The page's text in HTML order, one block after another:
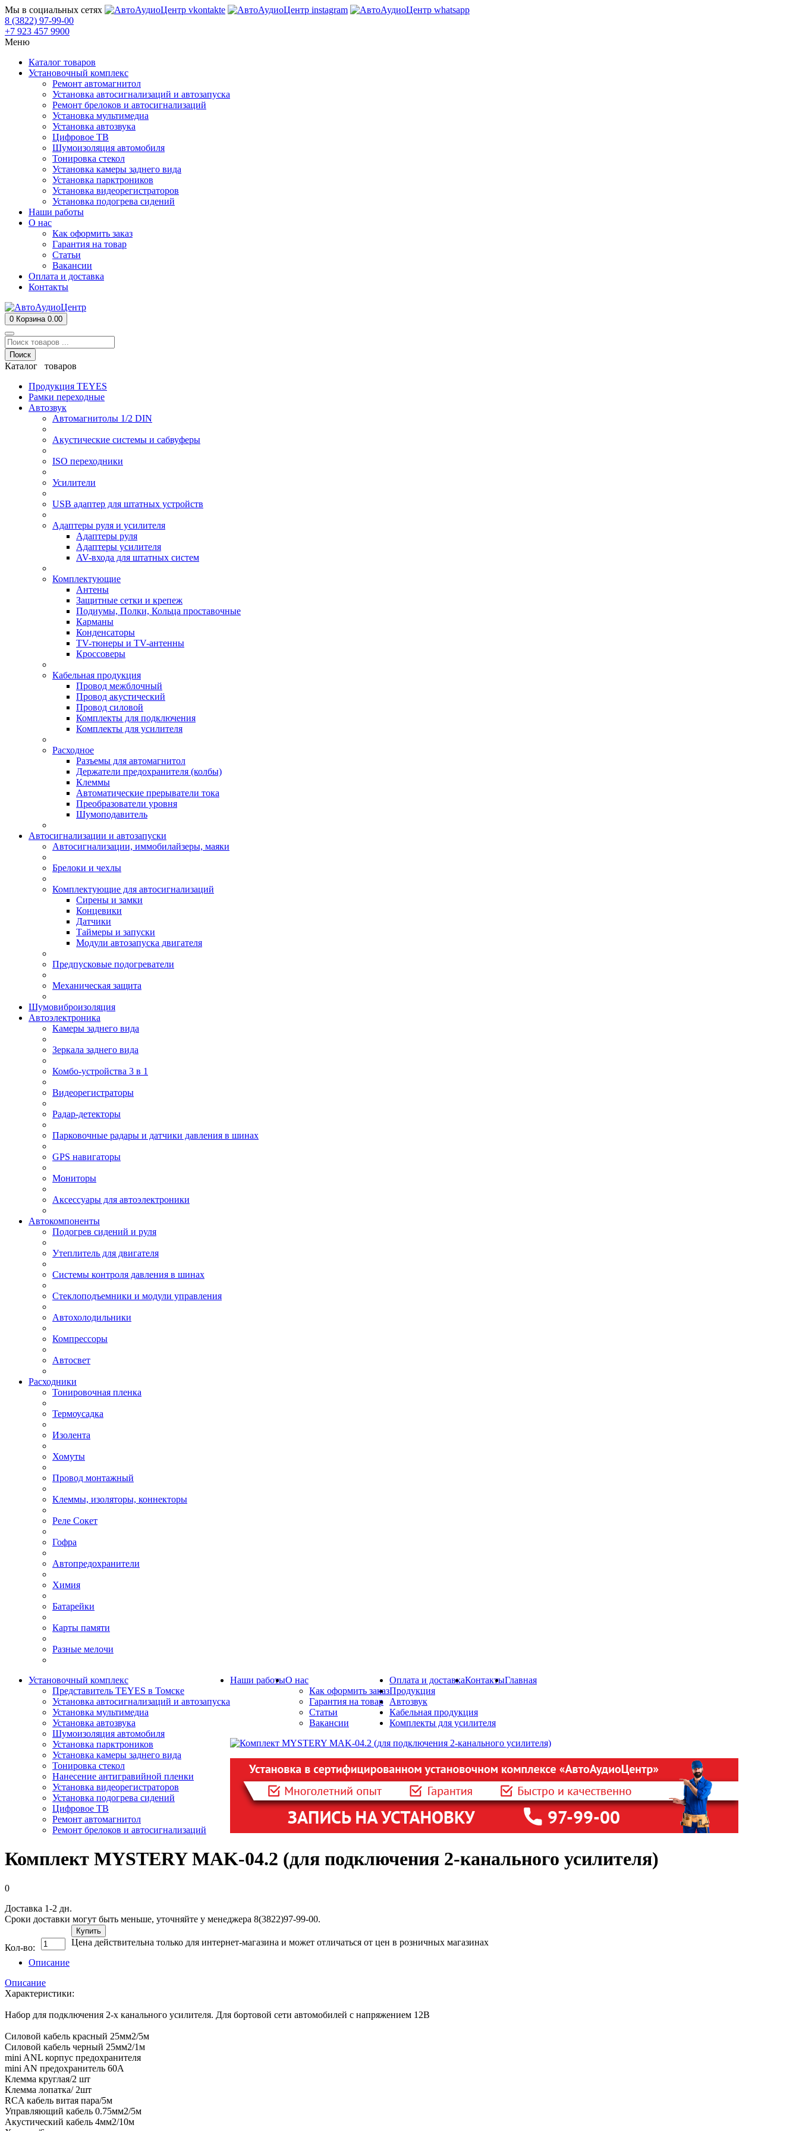
Мы в социальных сетях
8 (3822) 97-99-00
+7 923 457 9900
Меню
Каталог товаров
Установочный комплекс
Ремонт автомагнитол
Установка автосигнализаций и автозапуска
Ремонт брелоков и автосигнализаций
Установка мультимедиа
Установка автозвука
Цифровое ТВ
Шумоизоляция автомобиля
Тонировка стекол
Установка камеры заднего вида
Установка парктроников
Установка видеорегистраторов
Установка подогрева сидений
Наши работы
О нас
Как оформить заказ
Гарантия на товар
Статьи
Вакансии
Оплата и доставка
Контакты
0 Корзина 0.00
Поиск
Каталог товаров
Продукция TEYES
Рамки переходные
Автозвук
Автомагнитолы 1/2 DIN
Акустические системы и сабвуферы
ISO переходники
Усилители
USB адаптер для штатных устройств
Адаптеры руля и усилителя
Адаптеры руля
Адаптеры усилителя
AV-входа для штатных систем
Комплектующие
Антены
Защитные сетки и крепеж
Подиумы, Полки, Кольца проставочные
Карманы
Конденсаторы
TV-тюнеры и TV-антенны
Кроссоверы
Кабельная продукция
Провод межблочный
Провод акустический
Провод силовой
Комплекты для подключения
Комплекты для усилителя
Расходное
Разъемы для автомагнитол
Держатели предохранителя (колбы)
Клеммы
Автоматические прерыватели тока
Преобразователи уровня
Шумоподавитель
Автосигнализации и автозапуски
Автосигнализации, иммобилайзеры, маяки
Брелоки и чехлы
Комплектующие для автосигнализаций
Сирены и замки
Концевики
Датчики
Таймеры и запуски
Модули автозапуска двигателя
Предпусковые подогреватели
Механическая защита
Шумовиброизоляция
Автоэлектроника
Камеры заднего вида
Зеркала заднего вида
Комбо-устройства 3 в 1
Видеорегистраторы
Радар-детекторы
Парковочные радары и датчики давления в шинах
GPS навигаторы
Мониторы
Аксессуары для автоэлектроники
Автокомпоненты
Подогрев сидений и руля
Утеплитель для двигателя
Системы контроля давления в шинах
Стеклоподъемники и модули управления
Автохолодильники
Компрессоры
Автосвет
Расходники
Тонировочная пленка
Термоусадка
Изолента
Хомуты
Провод монтажный
Клеммы, изоляторы, коннекторы
Реле Сокет
Гофра
Автопредохранители
Химия
Батарейки
Карты памяти
Разные мелочи
Установочный комплекс
Представитель TEYES в Томске
Установка автосигнализаций и автозапуска
Установка мультимедиа
Установка автозвука
Шумоизоляция автомобиля
Установка парктроников
Установка камеры заднего вида
Тонировка стекол
Нанесение антигравийной пленки
Установка видеорегистраторов
Установка подогрева сидений
Цифровое ТВ
Ремонт автомагнитол
Ремонт брелоков и автосигнализаций
Наши работыО нас
Как оформить заказ
Гарантия на товар
Статьи
Вакансии
Оплата и доставкаКонтактыГлавная
Продукция
Автозвук
Кабельная продукция
Комплекты для усилителя
Комплект MYSTERY MAK-04.2 (для подключения 2-канального усилителя)
0
Доставка 1-2 дн.
Сроки доставки могут быть меньше, уточняйте у менеджера 8(3822)97-99-00.
Кол-во:
Купить
Цена действительна только для интернет-магазина и может отличаться от цен в розничных магазинах
Описание
Описание
Характеристики:
Набор для подключения 2-х канального усилителя. Для бортовой сети автомобилей с напряжением 12В
Силовой кабель красный 25мм2/5м
Силовой кабель черный 25мм2/1м
mini ANL корпус предохранителя
mini AN предохранитель 60А
Клемма круглая/2 шт
Клемма лопатка/ 2шт
RCA кабель витая пара/5м
Управляющий кабель 0.75мм2/5м
Акустический кабель 4мм2/10м